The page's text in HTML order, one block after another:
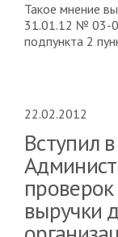
Такое мнение
31.01.12 № 03-
подпункта 2
22.02.2012
Вступил
выручки